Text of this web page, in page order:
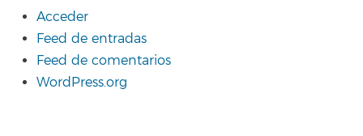
Acceder
Feed de entradas
Feed de comentarios
WordPress.org